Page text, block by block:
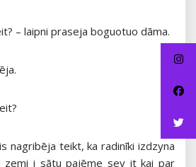
– laipni praseja boguotuo dāma.
nagribēja teikt, ka radinīki izdzyna
zemi i sātu pajēme sev it kai par